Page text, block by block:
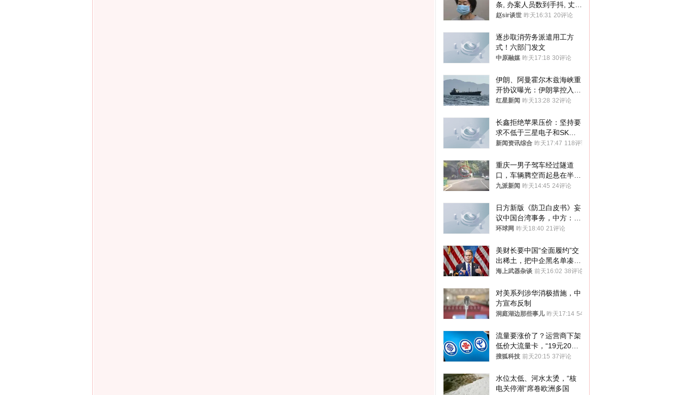
条, 办案人员数到手抖, 丈夫
受不了提前离场
赵sir谈世 昨天16:31 20评论
逐步取消劳务派遣用工方
式！六部门发文
中原融媒 昨天17:18 30评论
伊朗、阿曼霍尔木兹海峡重
开协议曝光：伊朗掌控入湾
航道，与阿曼平分“服务费”
红星新闻 昨天13:28 32评论
长鑫拒绝苹果压价：坚持要
求不低于三星电子和SK海
力士
新闻资讯综合 昨天17:47 118评论
重庆一男子驾车经过隧道
口，车辆腾空而起悬在半
空，消防： 2人已送医，正
九派新闻 昨天14:45 24评论
日方新版《防卫白皮书》妄
议中国台湾事务，中方：强
烈不满、坚决反对，已向日
环球网 昨天18:40 21评论
美财长要中国“全面履约”交
出稀土，把中企黑名单凑到
187家，中方做最坏打算
海上武器杂谈 前天16:02 38评论
对美系列涉华消极措施，中
方宣布反制
洞庭湖边那些事儿 昨天17:14 54评论
流量要涨价了？运营商下架
低价大流量卡，“19元200
G”成为历史
搜狐科技 前天20:15 37评论
水位太低、河水太烫，“核
电关停潮”席卷欧洲多国